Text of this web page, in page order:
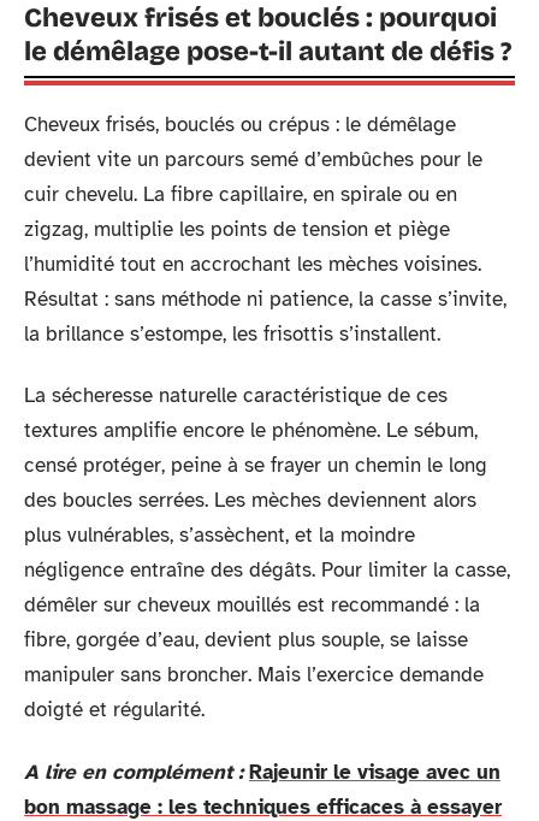
Cheveux frisés et bouclés : pourquoi
le démêlage pose-t-il autant de défis ?
Cheveux frisés, bouclés ou crépus : le démêlage
devient vite un parcours semé d’embûches pour le
cuir chevelu. La fibre capillaire, en spirale ou en
zigzag, multiplie les points de tension et piège
l’humidité tout en accrochant les mèches voisines.
Résultat : sans méthode ni patience, la casse s’invite,
la brillance s’estompe, les frisottis s’installent.
La sécheresse naturelle caractéristique de ces
textures amplifie encore le phénomène. Le sébum,
censé protéger, peine à se frayer un chemin le long
des boucles serrées. Les mèches deviennent alors
plus vulnérables, s’assèchent, et la moindre
négligence entraîne des dégâts. Pour limiter la casse,
démêler sur cheveux mouillés est recommandé : la
fibre, gorgée d’eau, devient plus souple, se laisse
manipuler sans broncher. Mais l’exercice demande
doigté et régularité.
A lire en complément : Rajeunir le visage avec un
bon massage : les techniques efficaces à essayer